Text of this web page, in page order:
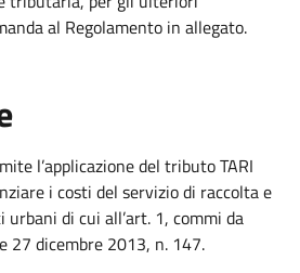
al Regolamento in allegato.
l’applicazione del tributo TARI
i costi del servizio di raccolta e
di cui all’art. 1, commi da
27 dicembre 2013, n. 147.